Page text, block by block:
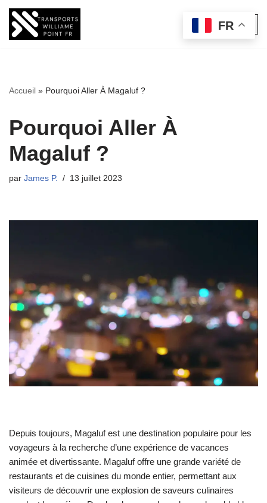
Aller
Accueil » Pourquoi Aller À Magaluf ?
Pourquoi Aller À
Magaluf ?
par James P. 13 juillet 2023
Depuis toujours, Magaluf est une destination populaire pour les
voyageurs à la recherche d’une expérience de vacances
animée et divertissante. Magaluf offre une grande variété de
restaurants et de cuisines du monde entier, permettant aux
visiteurs de découvrir une explosion de saveurs culinaires
FR